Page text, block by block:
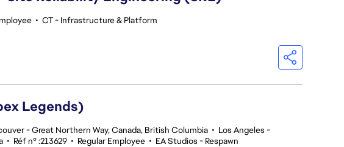
• CT - Infrastructure & Platform
Legends)
- Great Northern Way, Canada, British Columbia • Los Angeles -
• Réf n° :213629 • Regular Employee • EA Studios - Respawn